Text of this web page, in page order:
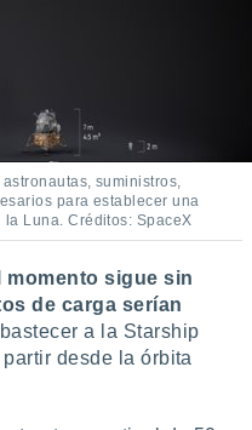
suministros,
para establecer una
Luna. Créditos: SpaceX
momento sigue sin
de carga serían
a la Starship
desde la órbita